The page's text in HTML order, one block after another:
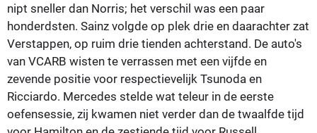
nipt sneller dan Norris; het verschil was een paar
honderdsten. Sainz volgde op plek drie en daarachter zat
Verstappen, op ruim drie tienden achterstand. De auto's
van VCARB wisten te verrassen met een vijfde en
zevende positie voor respectievelijk Tsunoda en
Ricciardo. Mercedes stelde wat teleur in de eerste
oefensessie, zij kwamen niet verder dan de twaalfde tijd